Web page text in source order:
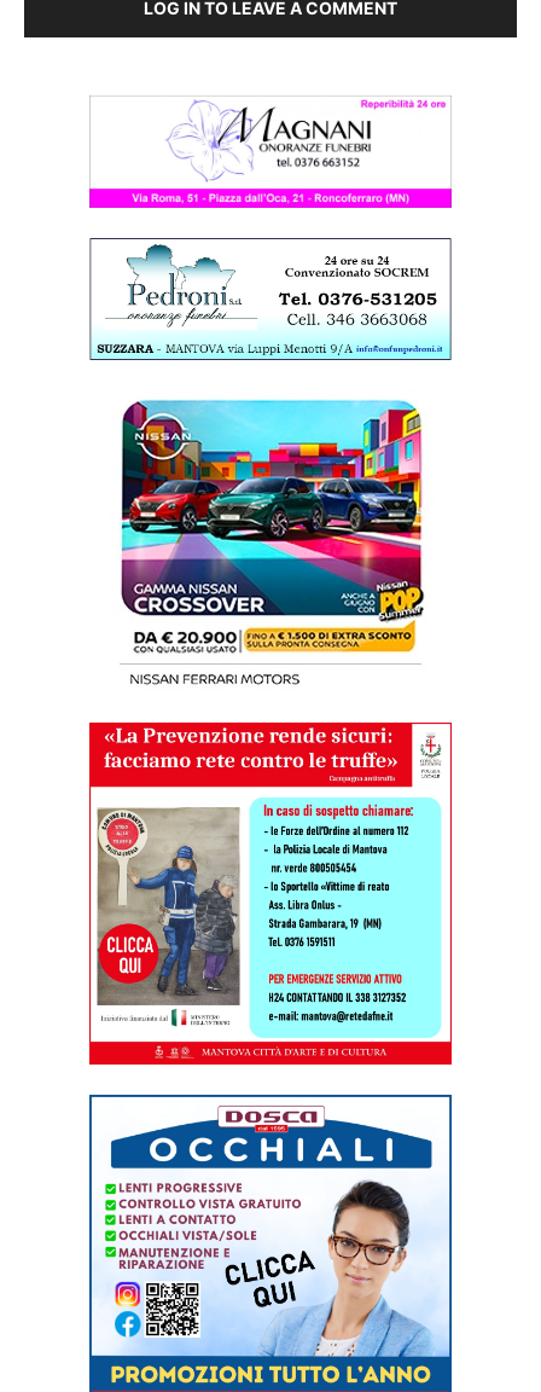
LOG IN TO LEAVE A COMMENT